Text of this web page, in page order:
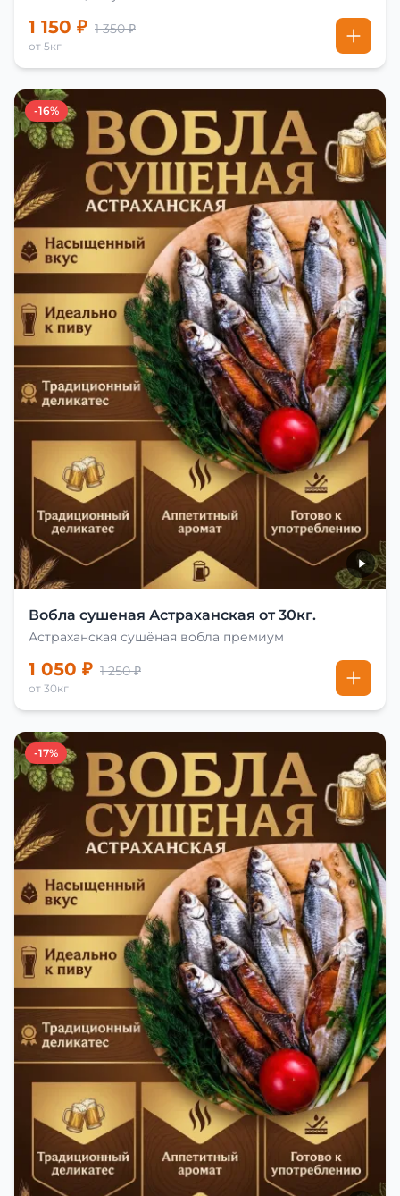
1 150 ₽ 1 350 ₽
от 5кг
-16%
Вобла сушеная Астраханская от 30кг.
Астраханская сушёная вобла премиум
1 050 ₽ 1 250 ₽
от 30кг
-17%